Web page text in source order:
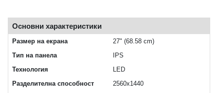
Основни характеристики
Размер на екрана
27" (68.58 cm)
Тип на панела
IPS
Технология
LED
Разделителна способност
2560x1440